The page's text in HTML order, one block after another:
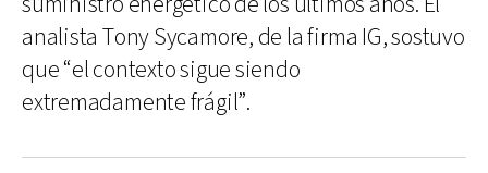
analista Tony Sycamore, de la firma IG, sostuvo
que “el contexto sigue siendo
extremadamente frágil”.